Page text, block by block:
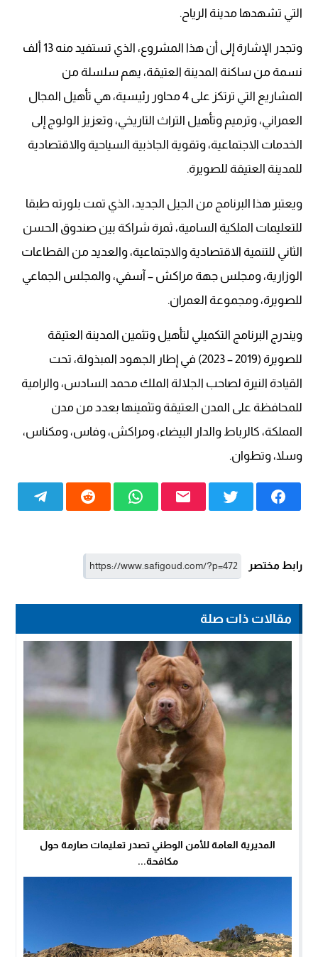
التي تشهدها مدينة الرياح.
وتجدر الإشارة إلى أن هذا المشروع، الذي تستفيد منه 13 ألف
نسمة من ساكنة المدينة العتيقة، يهم سلسلة من
المشاريع التي ترتكز على 4 محاور رئيسية، هي تأهيل المجال
العمراني، وترميم وتأهيل التراث التاريخي، وتعزيز الولوج إلى
الخدمات الاجتماعية، وتقوية الجاذبية السياحية والاقتصادية
للمدينة العتيقة للصويرة.
ويعتبر هذا البرنامج من الجيل الجديد، الذي تمت بلورته طبقا
للتعليمات الملكية السامية، ثمرة شراكة بين صندوق الحسن
الثاني للتنمية الاقتصادية والاجتماعية، والعديد من القطاعات
الوزارية، ومجلس جهة مراكش – آسفي، والمجلس الجماعي
للصويرة، ومجموعة العمران.
ويندرج البرنامج التكميلي لتأهيل وتثمين المدينة العتيقة
للصويرة (2019 – 2023) في إطار الجهود المبذولة، تحت
القيادة النيرة لصاحب الجلالة الملك محمد السادس، والرامية
للمحافظة على المدن العتيقة وتثمينها بعدد من مدن
المملكة، كالرباط والدار البيضاء، ومراكش، وفاس، ومكناس،
وسلا، وتطوان.
رابط مختصر
مقالات ذات صلة
المديرية العامة للأمن الوطني تصدر تعليمات صارمة حول
مكافحة...